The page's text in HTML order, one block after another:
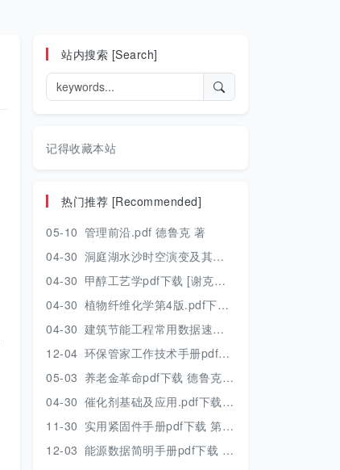
站内搜索 [Search]
记得收藏本站
热门推荐 [Recommended]
05-10 管理前沿.pdf 德鲁克 著
04-30 洞庭湖水沙时空演变及其对水资源安全的影响研究.pdf 胡光伟 著 2017年版
04-30 甲醇工艺学pdf下载 [谢克昌 房鼎业主编] 2010年版
04-30 植物纤维化学第4版.pdf下载 [裴继诚主编] 2012年版
04-30 建筑节能工程常用数据速查手册.pdf下载 [陈慢勤著] 2010年版
12-04 环保管家工作技术手册pdf下载 2019年版
05-03 养老金革命pdf下载 德鲁克 著
04-30 催化剂基础及应用.pdf下载 [季生福 张谦温 赵彬侠编] 2011年版
11-30 实用紧固件手册pdf下载 第三版 2018年版
12-03 能源数据简明手册pdf下载 2017版